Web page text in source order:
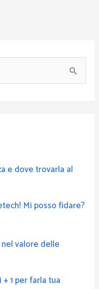
e dove trovarla al
Mi posso fidare?
valore delle
1 per farla tua